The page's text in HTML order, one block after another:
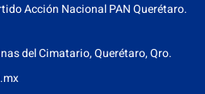
Acción Nacional PAN Querétaro.
del Cimatario, Querétaro, Qro.